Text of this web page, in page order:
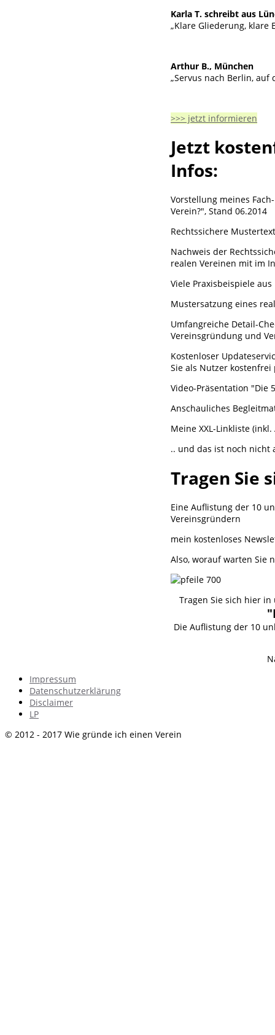
Karla T. schreibt aus
„Klare Gliederung, klare
Arthur B., München
„Servus nach Berlin,
>>> jetzt informieren
Jetzt
Infos:
Vorstellung meines
Verein?", Stand 06.2014
Rechtssichere
Nachweis der
realen Vereinen mit im
Viele Praxisbeispiele
Mustersatzung eines
Umfangreiche Detail-
Vereinsgründung und
Kostenloser
Sie als Nutzer kostenfrei
Video-Präsentation "Die
Anschauliches
Meine XXL-Linkliste
.. und das ist noch nicht
Tragen Sie
Eine Auflistung der 10
Vereinsgründern
mein kostenloses
Also, worauf warten Sie
Tragen Sie sich hier
Die Auflistung der 10
Impressum
Datenschutzerklärung
Disclaimer
LP
© 2012 - 2017 Wie gründe ich einen Verein